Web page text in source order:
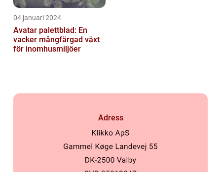
04 januari 2024
Avatar palettblad: En
vacker mångfärgad växt
för inomhusmiljöer
Adress